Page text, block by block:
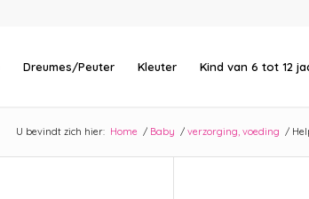
Dreumes/Peuter Kleuter Kind van 6 tot 12
U bevindt zich hier: Home / Baby / verzorging, voeding /